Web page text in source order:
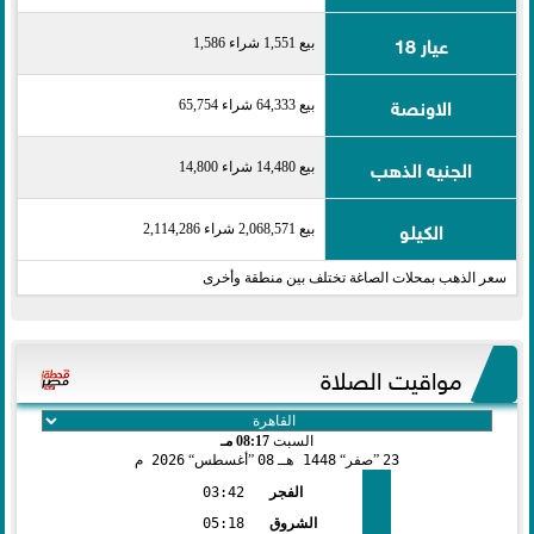
عيار 18 بيع 1,551 شراء 1,586
الاونصة بيع 64,333 شراء 65,754
الجنيه الذهب بيع 14,480 شراء 14,800
الكيلو بيع 2,068,571 شراء 2,114,286
سعر الذهب بمحلات الصاغة تختلف بين منطقة وأخرى
مواقيت الصلاة
السبت 08:17 مـ
23 صفر 1448 هـ 08 أغسطس 2026 م
الفجر
03:42
الشروق
05:18